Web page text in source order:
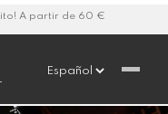
A partir de 60 €